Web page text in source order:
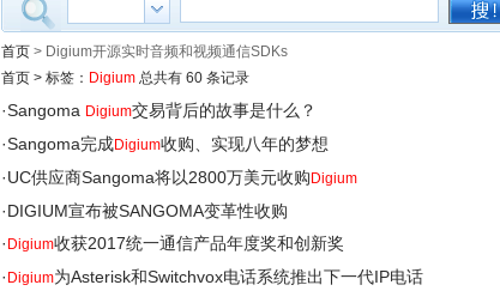
首页 > Digium开源实时音频和视频通信SDKs
首页 > 标签： Digium 总共有 60 条记录
·Sangoma Digium交易背后的故事是什么？
·Sangoma完成Digium收购、实现八年的梦想
·UC供应商Sangoma将以2800万美元收购 Digium
·DIGIUM宣布被SANGOMA变革性收购
· Digium收获2017统一通信产品年度奖和创新奖
· Digium为Asterisk和Switchvox电话系统推出下一代IP电话